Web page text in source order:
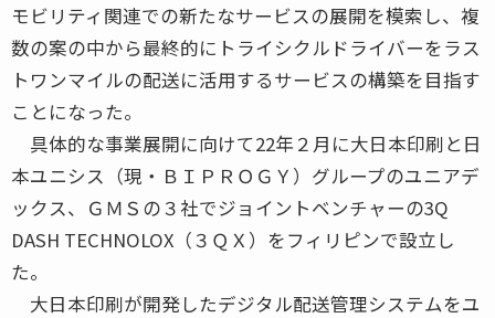
モビリティ関連での新たなサービスの展開を模索し、複
数の案の中から最終的にトライシクルドライバーをラス
トワンマイルの配送に活用するサービスの構築を目指す
ことになった。
具体的な事業展開に向けて22年２月に大日本印刷と日
本ユニシス（現・ＢＩＰＲＯＧＹ）グループのユニアデ
ックス、ＧＭＳの３社でジョイントベンチャーの3Q
DASH TECHNOLOX（３ＱＸ）をフィリピンで設立し
た。
大日本印刷が開発したデジタル配送管理システムをユ